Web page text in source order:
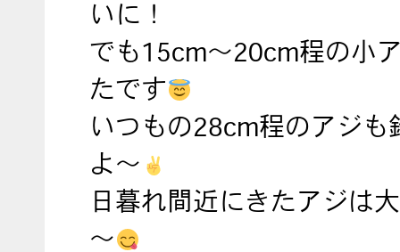
いに！
でも15cm～20cm程の小
たです
いつもの28cm程のアジも
よ～
日暮れ間近にきたアジは
～